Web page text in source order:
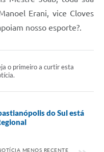
Erani, vice Cloves
nosso esporte?.
o primeiro a curtir esta
do Sul está
MENOS RECENTE